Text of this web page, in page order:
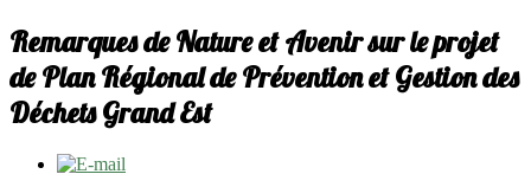
Remarques de Nature et Avenir sur le projet
de Plan Régional de Prévention et Gestion des
Déchets Grand Est